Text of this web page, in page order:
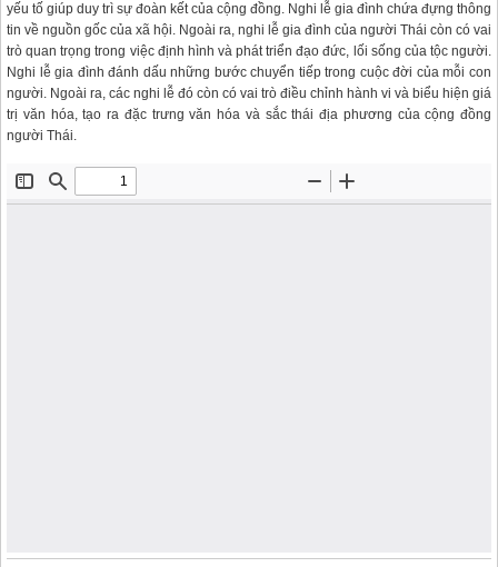
yếu tố giúp duy trì sự đoàn kết của cộng đồng. Nghi lễ gia đình chứa đựng thông
tin về nguồn gốc của xã hội. Ngoài ra, nghi lễ gia đình của người Thái còn có vai
trò quan trọng trong việc định hình và phát triển đạo đức, lối sống của tộc người.
Nghi lễ gia đình đánh dấu những bước chuyển tiếp trong cuộc đời của mỗi con
người. Ngoài ra, các nghi lễ đó còn có vai trò điều chỉnh hành vi và biểu hiện giá
trị văn hóa, tạo ra đặc trưng văn hóa và sắc thái địa phương của cộng đồng
người Thái.